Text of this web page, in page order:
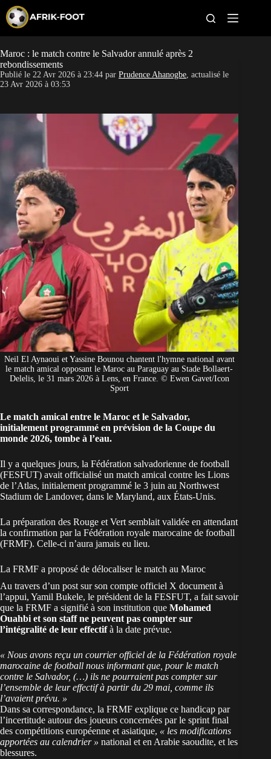
p
t
o
c
o
e
CAN féminine
Pays
Clubs
Classement
Paris sportifs
Maroc : le match contre le Salvador annulé après 2
rebondissements
Publié le 22 Avr 2026 à 23:44 par Prudence Ahanogbe, actualisé le
23 Avr 2026 à 03:53
Neil El Aynaoui et Yassine Bounou chantent l'hymne national avant
le match amical opposant le Maroc au Paraguay au Stade Bollaert-
Delelis, le 31 mars 2026 à Lens, en France. © Ewen Gavet/Icon
Sport
Le match amical entre le Maroc et le Salvador,
initialement programmé en prévision de la Coupe du
monde 2026, tombe à l’eau.
Il y a quelques jours, la Fédération salvadorienne de football
(FESFUT) avait officialisé un match amical contre les Lions
de l’Atlas, initialement programmé le 3 juin au Northwest
Stadium de Landover, dans le Maryland, aux États-Unis.
La préparation des Rouge et Vert semblait validée en attendant
la confirmation par la Fédération royale marocaine de football
(FRMF). Celle-ci n’aura jamais eu lieu.
La FRMF a proposé de délocaliser le match au Maroc
Au travers d’un post sur son compte officiel X document à
l’appui, Yamil Bukele, le président de la FESFUT, a fait savoir
que la FRMF a signifié à son institution que Mohamed
Ouahbi et son staff ne peuvent pas compter sur
l’intégralité de leur effectifà la date prévue.
« Nous avons reçu un courrier officiel de la Fédération royale
marocaine de football nous informant que, pour le match
contre le Salvador, (…) ils ne pourraient pas compter sur
l’ensemble de leur effectif à partir du 29 mai, comme ils
l’avaient prévu. »
Dans sa correspondance, la FRMF explique ce handicap par
l’incertitude autour des joueurs concernées par le sprint final
des compétitions européenne et asiatique, « les modifications
apportées au calendrier » national et en Arabie saoudite, et les
blessures.